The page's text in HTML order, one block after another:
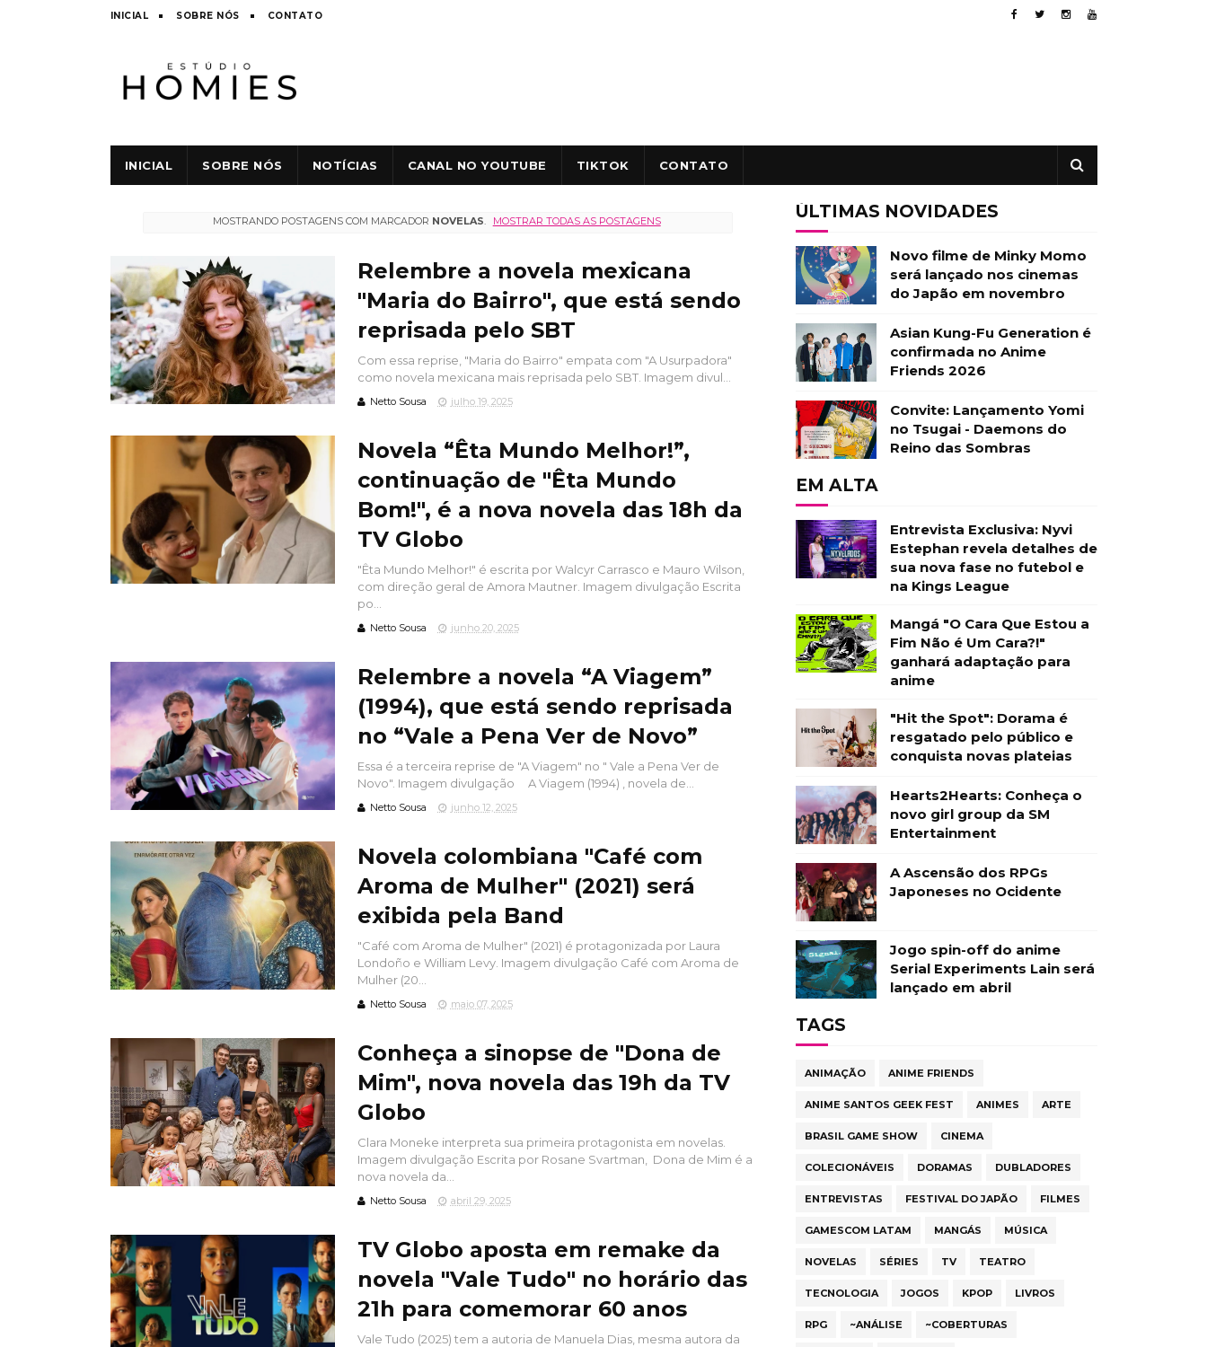
INICIAL SOBRE NÓS CONTATO
INICIAL SOBRE NÓS NOTÍCIAS CANAL NO YOUTUBE TIKTOK CONTATO
MOSTRANDO POSTAGENS COM MARCADOR NOVELAS. MOSTRAR TODAS AS POSTAGENS
Relembre a novela mexicana
"Maria do Bairro", que está sendo
reprisada pelo SBT
Com essa reprise, "Maria do Bairro" empata com "A Usurpadora"
como novela mexicana mais reprisada pelo SBT. Imagem divul...
Netto Sousa julho 19, 2025
Novela “Êta Mundo Melhor!”,
continuação de "Êta Mundo
Bom!", é a nova novela das 18h da
TV Globo
"Êta Mundo Melhor!" é escrita por Walcyr Carrasco e Mauro Wilson,
com direção geral de Amora Mautner. Imagem divulgação Escrita
po...
Netto Sousa junho 20, 2025
Relembre a novela “A Viagem”
(1994), que está sendo reprisada
no “Vale a Pena Ver de Novo”
Essa é a terceira reprise de "A Viagem" no " Vale a Pena Ver de
Novo". Imagem divulgação A Viagem (1994) , novela de...
Netto Sousa junho 12, 2025
Novela colombiana "Café com
Aroma de Mulher" (2021) será
exibida pela Band
"Café com Aroma de Mulher" (2021) é protagonizada por Laura
Londoño e William Levy. Imagem divulgação Café com Aroma de
Mulher (20...
Netto Sousa maio 07, 2025
Conheça a sinopse de "Dona de
Mim", nova novela das 19h da TV
Globo
Clara Moneke interpreta sua primeira protagonista em novelas.
Imagem divulgação Escrita por Rosane Svartman, Dona de Mim é a
nova novela da...
Netto Sousa abril 29, 2025
TV Globo aposta em remake da
novela "Vale Tudo" no horário das
21h para comemorar 60 anos
Vale Tudo (2025) tem a autoria de Manuela Dias, mesma autora da
ÚLTIMAS NOVIDADES
Novo filme de Minky Momo
será lançado nos cinemas
do Japão em novembro
Asian Kung-Fu Generation é
confirmada no Anime
Friends 2026
Convite: Lançamento Yomi
no Tsugai - Daemons do
Reino das Sombras
EM ALTA
Entrevista Exclusiva: Nyvi
Estephan revela detalhes de
sua nova fase no futebol e
na Kings League
Mangá "O Cara Que Estou a
Fim Não é Um Cara?!"
ganhará adaptação para
anime
"Hit the Spot": Dorama é
resgatado pelo público e
conquista novas plateias
Hearts2Hearts: Conheça o
novo girl group da SM
Entertainment
A Ascensão dos RPGs
Japoneses no Ocidente
Jogo spin-off do anime
Serial Experiments Lain será
lançado em abril
TAGS
ANIMAÇÃO ANIME FRIENDS
ANIME SANTOS GEEK FEST ANIMES ARTE
BRASIL GAME SHOW CINEMA
COLECIONÁVEIS DORAMAS DUBLADORES
ENTREVISTAS FESTIVAL DO JAPÃO FILMES
GAMESCOM LATAM MANGÁS MÚSICA
NOVELAS SÉRIES TV TEATRO
TECNOLOGIA JOGOS KPOP LIVROS
RPG ~ANÁLISE ~COBERTURAS